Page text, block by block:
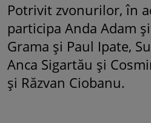
Potrivit zvonurilor, în
participa Anda Adam
Grama şi Paul Ipate,
Anca Sigartău şi
și Răzvan Ciobanu.